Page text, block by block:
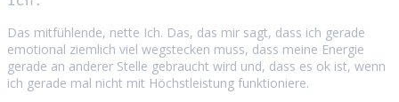
Das mitfühlende, nette Ich. Das, das mir sagt, dass ich gerade
emotional ziemlich viel wegstecken muss, dass meine Energie
gerade an anderer Stelle gebraucht wird und, dass es ok ist, wenn
ich gerade mal nicht mit Höchstleistung funktioniere.